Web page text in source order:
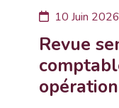
Revue
10 Juin 2026